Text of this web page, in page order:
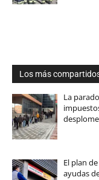
Los más
La
El plan
ayudas